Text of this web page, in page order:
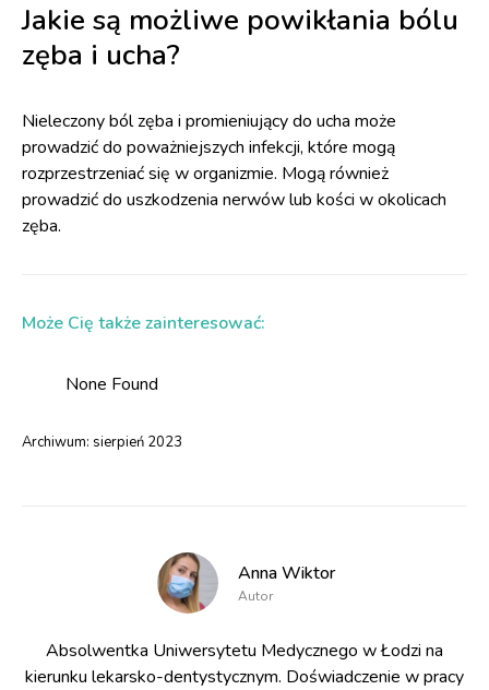
Jakie są możliwe powikłania bólu
zęba i ucha?
Nieleczony ból zęba i promieniujący do ucha może
prowadzić do poważniejszych infekcji, które mogą
rozprzestrzeniać się w organizmie. Mogą również
prowadzić do uszkodzenia nerwów lub kości w okolicach
zęba.
Może Cię także zainteresować:
None Found
Archiwum: sierpień 2023
Anna Wiktor
Autor
Absolwentka Uniwersytetu Medycznego w Łodzi na
kierunku lekarsko-dentystycznym. Doświadczenie w pracy